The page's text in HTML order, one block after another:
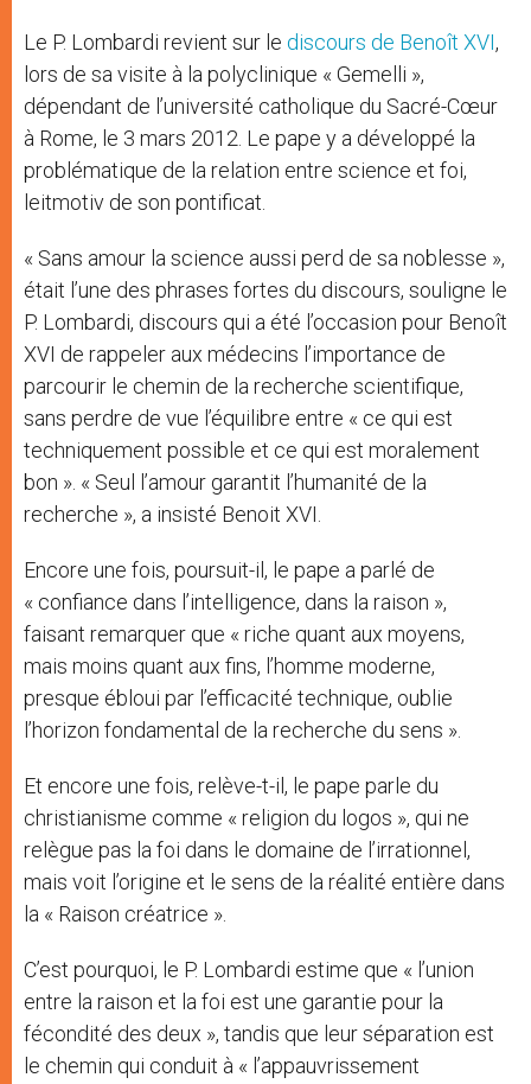
Le P. Lombardi revient sur le discours de Benoît XVI,
lors de sa visite à la polyclinique « Gemelli »,
dépendant de l’université catholique du Sacré-Cœur
à Rome, le 3 mars 2012. Le pape y a développé la
problématique de la relation entre science et foi,
leitmotiv de son pontificat.
« Sans amour la science aussi perd de sa noblesse »,
était l’une des phrases fortes du discours, souligne le
P. Lombardi, discours qui a été l’occasion pour Benoît
XVI de rappeler aux médecins l’importance de
parcourir le chemin de la recherche scientifique,
sans perdre de vue l’équilibre entre « ce qui est
techniquement possible et ce qui est moralement
bon ». « Seul l’amour garantit l’humanité de la
recherche », a insisté Benoit XVI.
Encore une fois, poursuit-il, le pape a parlé de
« confiance dans l’intelligence, dans la raison »,
faisant remarquer que « riche quant aux moyens,
mais moins quant aux fins, l’homme moderne,
presque ébloui par l’efficacité technique, oublie
l’horizon fondamental de la recherche du sens ».
Et encore une fois, relève-t-il, le pape parle du
christianisme comme « religion du logos », qui ne
relègue pas la foi dans le domaine de l’irrationnel,
mais voit l’origine et le sens de la réalité entière dans
la « Raison créatrice ».
C’est pourquoi, le P. Lombardi estime que « l’union
entre la raison et la foi est une garantie pour la
fécondité des deux », tandis que leur séparation est
le chemin qui conduit à « l’appauvrissement